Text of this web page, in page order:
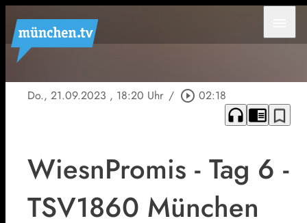
Do., 21.09.2023 , 18:20 Uhr / play_circle_outline 02:18
headphones chrome_reader_mode bookmark_border
WiesnPromis - Tag 6 -
TSV1860 München